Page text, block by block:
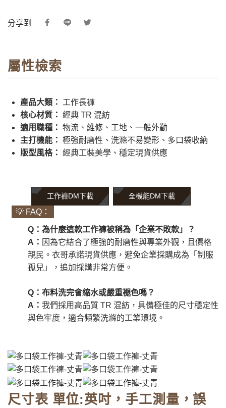
分享到
屬性檢索
產品大類：
工作長褲
核心材質： 經典 TR 混紡
適用職種： 物流、維修、工地、一般外勤
主打機能： 極強耐磨性、洗滌不易變形、多口袋收納
版型風格： 經典工裝美學、穩定現貨供應
工作褲DM下載 全機能DM下載
💡 FAQ：
Q：為什麼這款工作褲被稱為「企業不敗款」？
A： 因為它結合了極強的耐磨性與專業外觀，且價格
親民。衣哥承諾現貨供應，避免企業採購成為「制服
孤兒」，追加採購非常方便。
Q：布料洗完會縮水或嚴重褪色嗎？
A： 我們採用高品質 TR 混紡，具備極佳的尺寸穩定性
與色牢度，適合頻繁洗滌的工業環境。
尺寸表 單位:英吋，手工測量，誤